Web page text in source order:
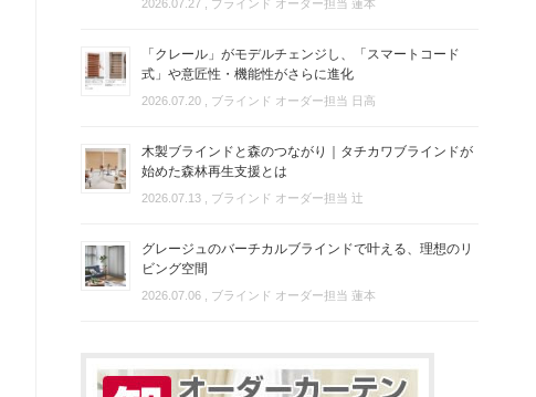
2026.07.27 , ブラインド オーダー担当 蓮本
「クレール」がモデルチェンジし、「スマートコード
式」や意匠性・機能性がさらに進化
2026.07.20 , ブラインド オーダー担当 日高
木製ブラインドと森のつながり｜タチカワブラインドが
始めた森林再生支援とは
2026.07.13 , ブラインド オーダー担当 辻
グレージュのバーチカルブラインドで叶える、理想のリ
ビング空間
2026.07.06 , ブラインド オーダー担当 蓮本